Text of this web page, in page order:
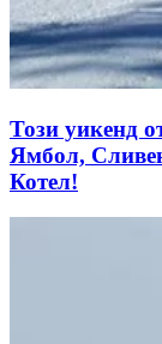
Този уикенд
Ямбол,
Котел!